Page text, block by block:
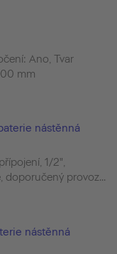
Ano, Tvar
mm
nástěnná
1/2",
doporučený provoz...
nástěnná